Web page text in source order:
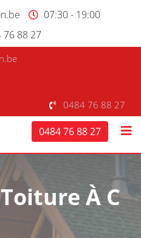
07:30 - 19:00
76 88 27
0484 76 88 27
0484 76 88 27
À C